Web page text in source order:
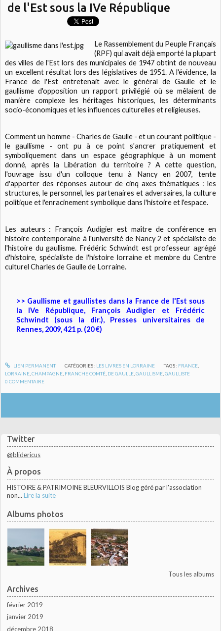
Twitter
@blidericus
À propos
HISTOIRE & PATRIMOINE BLEURVILLOIS Blog géré par l'association
non... Lire la suite
Albums photos
Tous les albums
Archives
février 2019
janvier 2019
décembre 2018
de l'Est sous la IVe République
Le Rassemblement du Peuple Français
(RPF) qui avait déjà emporté la plupart
des villes de l'Est lors des municipales de 1947 obtint de nouveau
un excellent résultat lors des législatives de 1951. A l'évidence, la
France de l'Est entretenait avec le général de Gaulle et le
gaullisme d'opposition un rapport privilégié où se mêlaient de
manière complexe les héritages historiques, les déterminants
socio-économiques et les influences culturelles et religieuses.
Comment un homme - Charles de Gaulle - et un courant politique -
le gaullisme - ont pu à ce point s'ancrer pratiquement et
symboliquement dans un espace géographique à un moment
donné, après la Libération du territoire ? A cette question,
l'ouvrage issu d'un colloque tenu à Nancy en 2007, tente
d'apporter des réponses autour de cinq axes thématiques : les
structures, le personnel, les partenaires et adversaires, la culture
politique et l'enracinement symbolique dans l'histoire et l'espace.
Les auteurs : François Audigier est maître de conférence en
histoire contemporaine à l'université de Nancy 2 et spécialiste de
l'histoire du gaullisme. Frédéric Schwindt est professeur agrégé
d'histoire, spécialiste de l'histoire lorraine et membre du Centre
culturel Charles de Gaulle de Lorraine.
>> Gaullisme et gaullistes dans la France de l'Est sous
la IVe République, François Audigier et Frédéric
Schwindt (sous la dir.), Presses universitaires de
Rennes, 2009, 421 p. (20 €)
LIEN PERMANENT CATÉGORIES : LES LIVRES EN LORRAINE TAGS : FRANCE
LORRAINE ,CHAMPAGNE FRANCHE COMTÉ DE GAULLE ,GAULLISME ,GAULLISTE
0 COMMENTAIRE